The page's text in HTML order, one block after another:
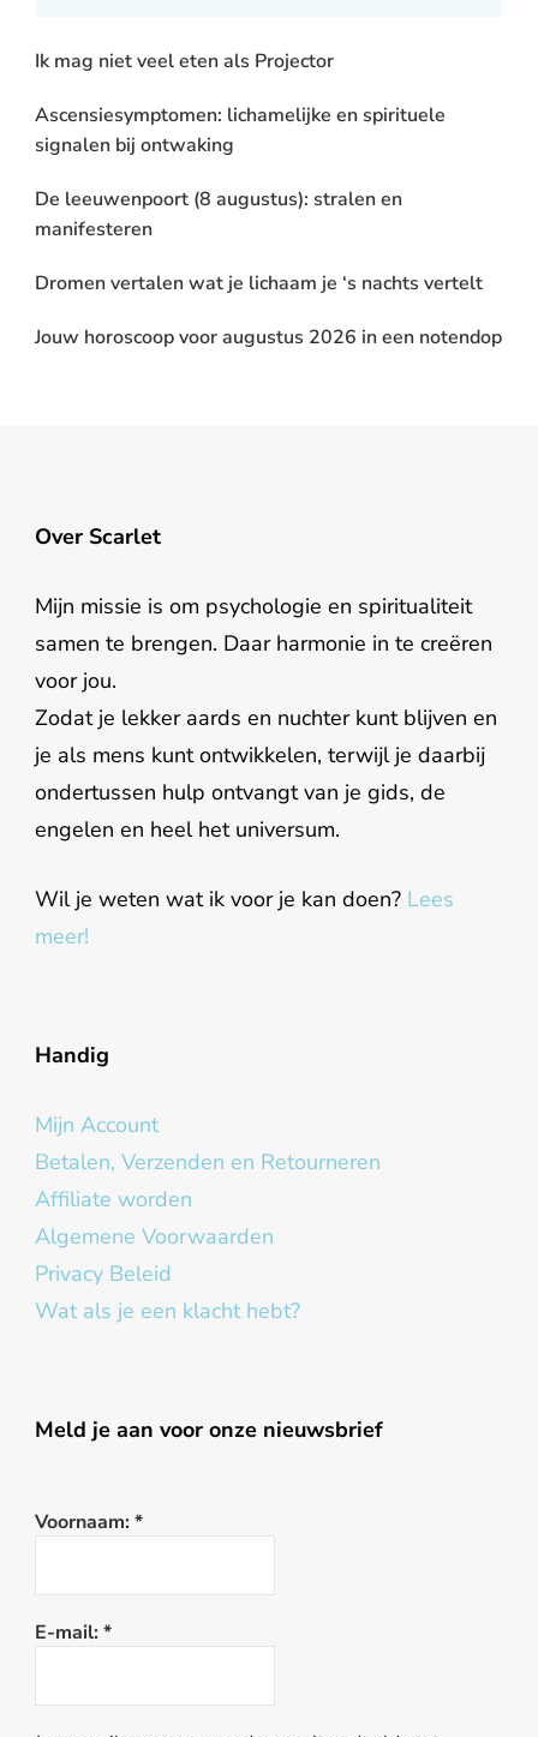
Ik mag niet veel eten als Projector
Ascensiesymptomen: lichamelijke en spirituele
signalen bij ontwaking
De leeuwenpoort (8 augustus): stralen en
manifesteren
Dromen vertalen wat je lichaam je ‘s nachts vertelt
Jouw horoscoop voor augustus 2026 in een notendop
Over Scarlet
Mijn missie is om psychologie en spiritualiteit
samen te brengen. Daar harmonie in te creëren
voor jou.
Zodat je lekker aards en nuchter kunt blijven en
je als mens kunt ontwikkelen, terwijl je daarbij
ondertussen hulp ontvangt van je gids, de
engelen en heel het universum.
Wil je weten wat ik voor je kan doen? Lees
meer!
Handig
Mijn Account
Betalen, Verzenden en Retourneren
Affiliate worden
Algemene Voorwaarden
Privacy Beleid
Wat als je een klacht hebt?
Meld je aan voor onze nieuwsbrief
Voornaam: *
E-mail: *